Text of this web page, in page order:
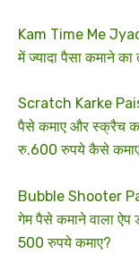
Kam Time Me
में ज्यादा पैसा कमाने
Scratch Karke
पैसे कमाए और स्क्रैच
रु.600 रुपये कैसे
Bubble Shooter
गेम पैसे कमाने वाला
500 रुपये कमाए?